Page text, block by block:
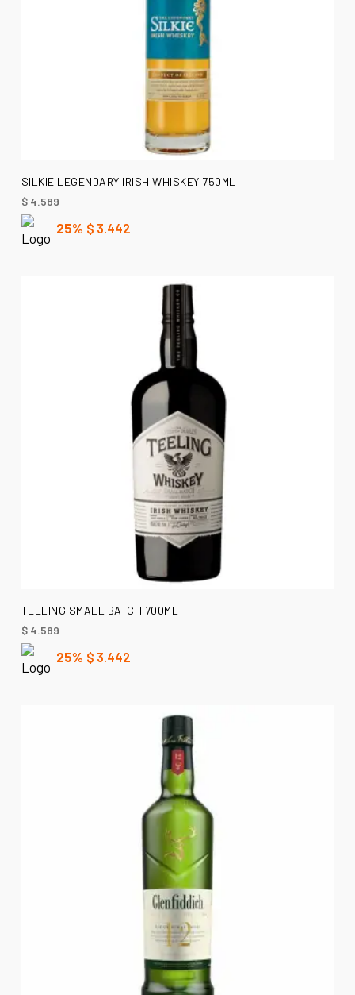
LEER MÁS
SILKIE LEGENDARY IRISH WHISKEY 750ML
$4.589
25% $ 3.442
AÑADIR AL CARRITO
TEELING SMALL BATCH 700ML
$4.589
25% $ 3.442